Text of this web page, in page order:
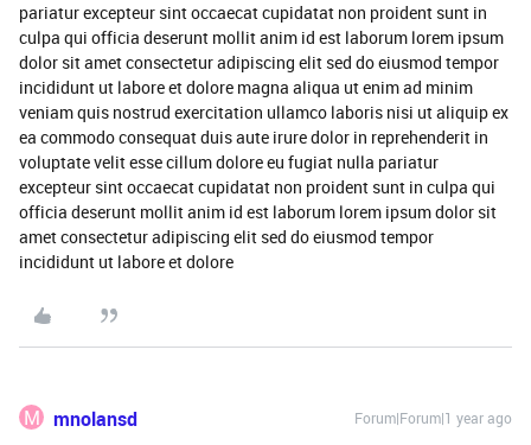
pariatur excepteur sint occaecat cupidatat non proident sunt in
culpa qui officia deserunt mollit anim id est laborum lorem ipsum
dolor sit amet consectetur adipiscing elit sed do eiusmod tempor
incididunt ut labore et dolore magna aliqua ut enim ad minim
veniam quis nostrud exercitation ullamco laboris nisi ut aliquip ex
ea commodo consequat duis aute irure dolor in reprehenderit in
voluptate velit esse cillum dolore eu fugiat nulla pariatur
excepteur sint occaecat cupidatat non proident sunt in culpa qui
officia deserunt mollit anim id est laborum lorem ipsum dolor sit
amet consectetur adipiscing elit sed do eiusmod tempor
incididunt ut labore et dolore
M mnolansd Forum|Forum|1 year ago